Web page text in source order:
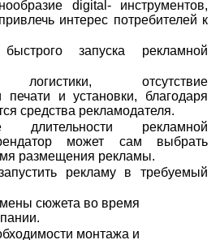
digital- инструментов,
интерес потребителей к
запуска рекламной
логистики, отсутствие
печати и установки, благодаря
средства рекламодателя.
длительности рекламной
может сам выбрать
размещения рекламы.
рекламу в требуемый
сюжета во время
монтажа и